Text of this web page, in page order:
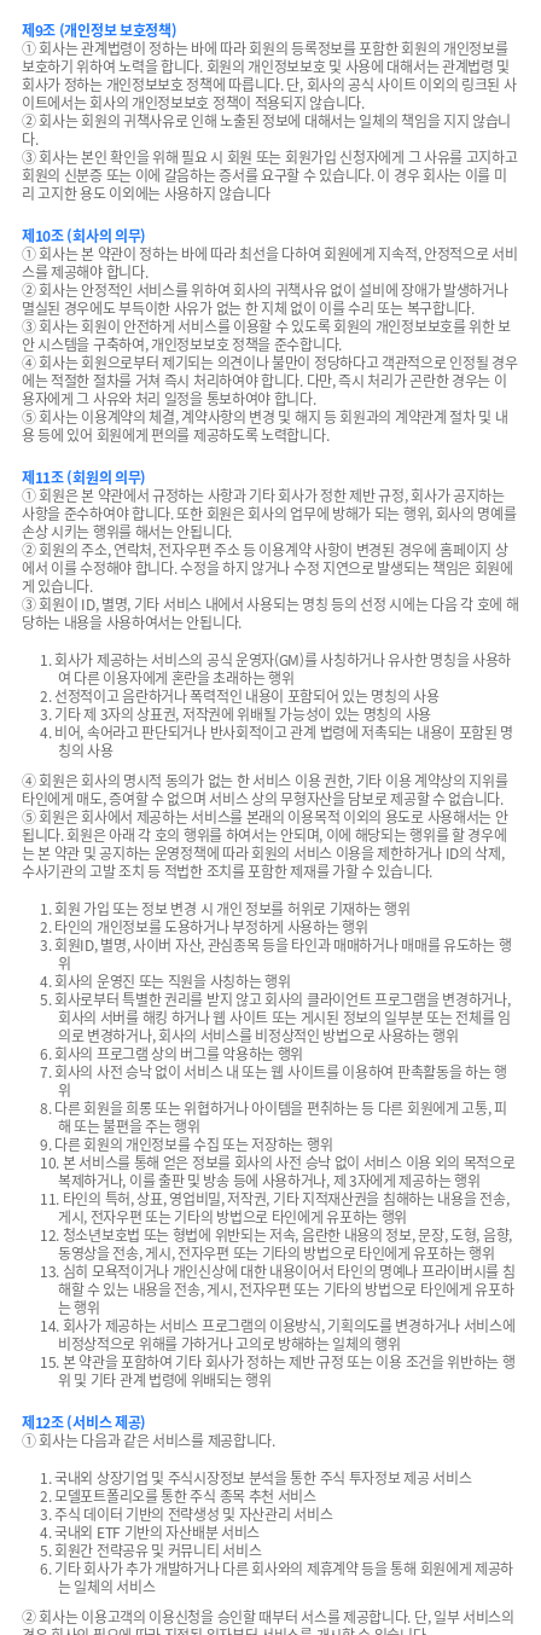
제9조 (개인정보 보호정책)
① 회사는 관계법령이 정하는 바에 따라 회원의 등록정보를 포함한 회원의 개인정보를
보호하기 위하여 노력을 합니다. 회원의 개인정보보호 및 사용에 대해서는 관계법령 및
회사가 정하는 개인정보보호 정책에 따릅니다. 단, 회사의 공식 사이트 이외의 링크된 사
이트에서는 회사의 개인정보보호 정책이 적용되지 않습니다.
② 회사는 회원의 귀책사유로 인해 노출된 정보에 대해서는 일체의 책임을 지지 않습니
다.
③ 회사는 본인 확인을 위해 필요 시 회원 또는 회원가입 신청자에게 그 사유를 고지하고
회원의 신분증 또는 이에 갈음하는 증서를 요구할 수 있습니다. 이 경우 회사는 이를 미
리 고지한 용도 이외에는 사용하지 않습니다
제10조 (회사의 의무)
① 회사는 본 약관이 정하는 바에 따라 최선을 다하여 회원에게 지속적, 안정적으로 서비
스를 제공해야 합니다.
② 회사는 안정적인 서비스를 위하여 회사의 귀책사유 없이 설비에 장애가 발생하거나
멸실된 경우에도 부득이한 사유가 없는 한 지체 없이 이를 수리 또는 복구합니다.
③ 회사는 회원이 안전하게 서비스를 이용할 수 있도록 회원의 개인정보보호를 위한 보
안 시스템을 구축하여, 개인정보보호 정책을 준수합니다.
④ 회사는 회원으로부터 제기되는 의견이나 불만이 정당하다고 객관적으로 인정될 경우
에는 적절한 절차를 거쳐 즉시 처리하여야 합니다. 다만, 즉시 처리가 곤란한 경우는 이
용자에게 그 사유와 처리 일정을 통보하여야 합니다.
⑤ 회사는 이용계약의 체결, 계약사항의 변경 및 해지 등 회원과의 계약관계 절차 및 내
용 등에 있어 회원에게 편의를 제공하도록 노력합니다.
제11조 (회원의 의무)
① 회원은 본 약관에서 규정하는 사항과 기타 회사가 정한 제반 규정, 회사가 공지하는
사항을 준수하여야 합니다. 또한 회원은 회사의 업무에 방해가 되는 행위, 회사의 명예를
손상 시키는 행위를 해서는 안됩니다.
② 회원의 주소, 연락처, 전자우편 주소 등 이용계약 사항이 변경된 경우에 홈페이지 상
에서 이를 수정해야 합니다. 수정을 하지 않거나 수정 지연으로 발생되는 책임은 회원에
게 있습니다.
③ 회원이 ID, 별명, 기타 서비스 내에서 사용되는 명칭 등의 선정 시에는 다음 각 호에 해
당하는 내용을 사용하여서는 안됩니다.
1. 회사가 제공하는 서비스의 공식 운영자(GM)를 사칭하거나 유사한 명칭을 사용하
여 다른 이용자에게 혼란을 초래하는 행위
2. 선정적이고 음란하거나 폭력적인 내용이 포함되어 있는 명칭의 사용
3. 기타 제 3자의 상표권, 저작권에 위배될 가능성이 있는 명칭의 사용
4. 비어, 속어라고 판단되거나 반사회적이고 관계 법령에 저촉되는 내용이 포함된 명
칭의 사용
④ 회원은 회사의 명시적 동의가 없는 한 서비스 이용 권한, 기타 이용 계약상의 지위를
타인에게 매도, 증여할 수 없으며 서비스 상의 무형자산을 담보로 제공할 수 없습니다.
⑤ 회원은 회사에서 제공하는 서비스를 본래의 이용목적 이외의 용도로 사용해서는 안
됩니다. 회원은 아래 각 호의 행위를 하여서는 안되며, 이에 해당되는 행위를 할 경우에
는 본 약관 및 공지하는 운영정책에 따라 회원의 서비스 이용을 제한하거나 ID의 삭제,
수사기관의 고발 조치 등 적법한 조치를 포함한 제재를 가할 수 있습니다.
1. 회원 가입 또는 정보 변경 시 개인 정보를 허위로 기재하는 행위
2. 타인의 개인정보를 도용하거나 부정하게 사용하는 행위
3. 회원ID, 별명, 사이버 자산, 관심종목 등을 타인과 매매하거나 매매를 유도하는 행
위
4. 회사의 운영진 또는 직원을 사칭하는 행위
5. 회사로부터 특별한 권리를 받지 않고 회사의 클라이언트 프로그램을 변경하거나,
회사의 서버를 해킹 하거나 웹 사이트 또는 게시된 정보의 일부분 또는 전체를 임
의로 변경하거나, 회사의 서비스를 비정상적인 방법으로 사용하는 행위
6. 회사의 프로그램 상의 버그를 악용하는 행위
7. 회사의 사전 승낙 없이 서비스 내 또는 웹 사이트를 이용하여 판촉활동을 하는 행
위
8. 다른 회원을 희롱 또는 위협하거나 아이템을 편취하는 등 다른 회원에게 고통, 피
해 또는 불편을 주는 행위
9. 다른 회원의 개인정보를 수집 또는 저장하는 행위
10. 본 서비스를 통해 얻은 정보를 회사의 사전 승낙 없이 서비스 이용 외의 목적으로
복제하거나, 이를 출판 및 방송 등에 사용하거나, 제 3자에게 제공하는 행위
11. 타인의 특허, 상표, 영업비밀, 저작권, 기타 지적재산권을 침해하는 내용을 전송,
게시, 전자우편 또는 기타의 방법으로 타인에게 유포하는 행위
12. 청소년보호법 또는 형법에 위반되는 저속, 음란한 내용의 정보, 문장, 도형, 음향,
동영상을 전송, 게시, 전자우편 또는 기타의 방법으로 타인에게 유포하는 행위
13. 심히 모욕적이거나 개인신상에 대한 내용이어서 타인의 명예나 프라이버시를 침
해할 수 있는 내용을 전송, 게시, 전자우편 또는 기타의 방법으로 타인에게 유포하
는 행위
14. 회사가 제공하는 서비스 프로그램의 이용방식, 기획의도를 변경하거나 서비스에
비정상적으로 위해를 가하거나 고의로 방해하는 일체의 행위
15. 본 약관을 포함하여 기타 회사가 정하는 제반 규정 또는 이용 조건을 위반하는 행
위 및 기타 관계 법령에 위배되는 행위
제12조 (서비스 제공)
① 회사는 다음과 같은 서비스를 제공합니다.
1. 국내외 상장기업 및 주식시장정보 분석을 통한 주식 투자정보 제공 서비스
2. 모델포트폴리오를 통한 주식 종목 추천 서비스
3. 주식 데이터 기반의 전략생성 및 자산관리 서비스
4. 국내외 ETF 기반의 자산배분 서비스
5. 회원간 전략공유 및 커뮤니티 서비스
6. 기타 회사가 추가 개발하거나 다른 회사와의 제휴계약 등을 통해 회원에게 제공하
는 일체의 서비스
② 회사는 이용고객의 이용신청을 승인할 때부터 서스를 제공합니다. 단, 일부 서비스의